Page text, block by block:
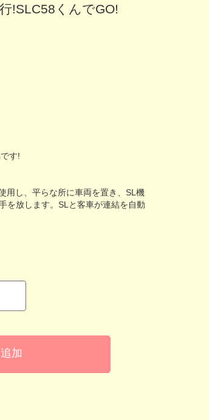
!SLC58くんでGO!
す!
用し、平らな所に車両を置き、SL機
を放します。SLと客車が連結を自動
加